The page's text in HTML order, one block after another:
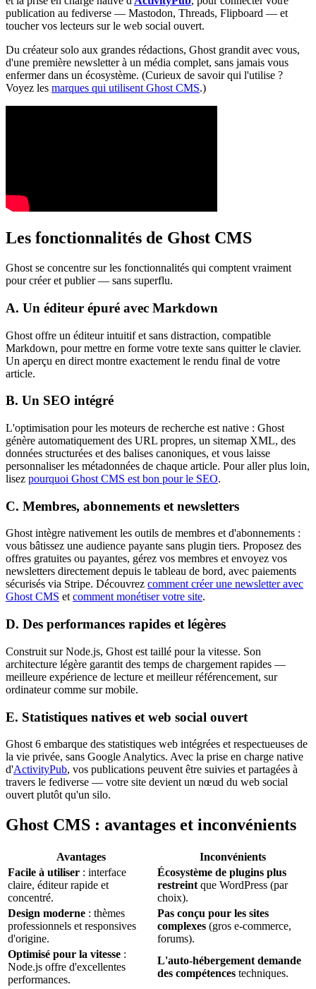
publication au fediverse — Mastodon, Threads, Flipboard — et
toucher vos lecteurs sur le web social ouvert.
Du créateur solo aux grandes rédactions, Ghost grandit avec vous,
d'une première newsletter à un média complet, sans jamais vous
enfermer dans un écosystème. (Curieux de savoir qui l'utilise ?
Voyez les marques qui utilisent Ghost CMS.)
Les fonctionnalités de Ghost CMS
Ghost se concentre sur les fonctionnalités qui comptent vraiment
pour créer et publier — sans superflu.
A. Un éditeur épuré avec Markdown
Ghost offre un éditeur intuitif et sans distraction, compatible
Markdown, pour mettre en forme votre texte sans quitter le clavier.
Un aperçu en direct montre exactement le rendu final de votre
article.
B. Un SEO intégré
L'optimisation pour les moteurs de recherche est native : Ghost
génère automatiquement des URL propres, un sitemap XML, des
données structurées et des balises canoniques, et vous laisse
personnaliser les métadonnées de chaque article. Pour aller plus loin,
lisez pourquoi Ghost CMS est bon pour le SEO.
C. Membres, abonnements et newsletters
Ghost intègre nativement les outils de membres et d'abonnements :
vous bâtissez une audience payante sans plugin tiers. Proposez des
offres gratuites ou payantes, gérez vos membres et envoyez vos
newsletters directement depuis le tableau de bord, avec paiements
sécurisés via Stripe. Découvrez comment créer une newsletter avec
Ghost CMS et comment monétiser votre site.
D. Des performances rapides et légères
Construit sur Node.js, Ghost est taillé pour la vitesse. Son
architecture légère garantit des temps de chargement rapides —
meilleure expérience de lecture et meilleur référencement, sur
ordinateur comme sur mobile.
E. Statistiques natives et web social ouvert
Ghost 6 embarque des statistiques web intégrées et respectueuses de
la vie privée, sans Google Analytics. Avec la prise en charge native
d'ActivityPub, vos publications peuvent être suivies et partagées à
travers le fediverse — votre site devient un nœud du web social
ouvert plutôt qu'un silo.
Ghost CMS : avantages et inconvénients
Avantages
Inconvénients
Facile à utiliser : interface
claire, éditeur rapide et
concentré.
Écosystème de plugins plus
restreint que WordPress (par
choix).
Design moderne : thèmes
professionnels et responsives
d'origine.
Pas conçu pour les sites
complexes (gros e-commerce,
forums).
Optimisé pour la vitesse :
Node.js offre d'excellentes
performances.
L'auto-hébergement demande
des compétences techniques.